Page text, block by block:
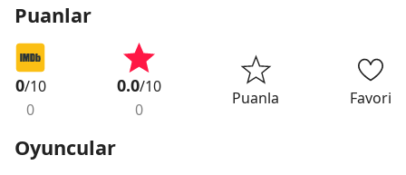
Puanlar
0/10
0
0.0/10
0
Puanla Favori
Oyuncular